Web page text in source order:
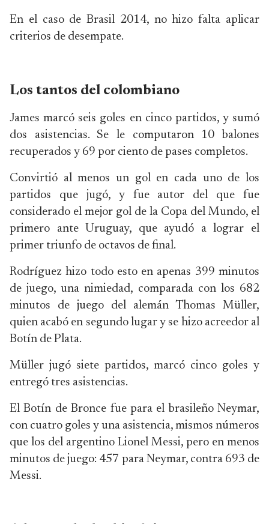
En el caso de Brasil 2014, no hizo falta aplicar
criterios de desempate.
Los tantos del colombiano
James marcó seis goles en cinco partidos, y sumó
dos asistencias. Se le computaron 10 balones
recuperados y 69 por ciento de pases completos.
Convirtió al menos un gol en cada uno de los
partidos que jugó, y fue autor del que fue
considerado el mejor gol de la Copa del Mundo, el
primero ante Uruguay, que ayudó a lograr el
primer triunfo de octavos de final.
Rodríguez hizo todo esto en apenas 399 minutos
de juego, una nimiedad, comparada con los 682
minutos de juego del alemán Thomas Müller,
quien acabó en segundo lugar y se hizo acreedor al
Botín de Plata.
Müller jugó siete partidos, marcó cinco goles y
entregó tres asistencias.
El Botín de Bronce fue para el brasileño Neymar,
con cuatro goles y una asistencia, mismos números
que los del argentino Lionel Messi, pero en menos
minutos de juego: 457 para Neymar, contra 693 de
Messi.